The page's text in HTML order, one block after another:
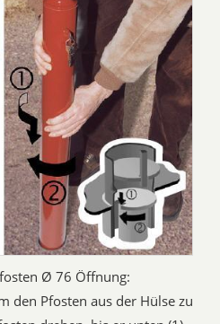
Ø 76 Öffnung:
den Pfosten aus der Hülse zu